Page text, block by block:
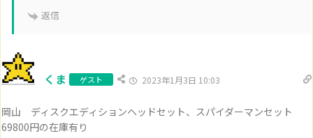
返信
くま ゲスト 2023年1月3日 10:03
岡山 ディスクエディションヘッドセット、スパイダーマンセット
69800円の在庫有り